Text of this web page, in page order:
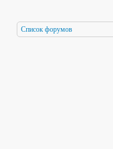
Список форумов